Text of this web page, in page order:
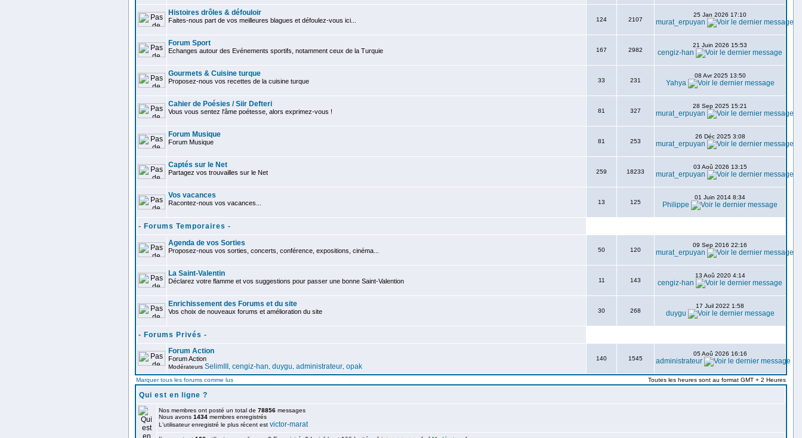
Histoires drôles & défouloir
Faites-nous part de vos meilleures blagues et défoulez-vous ici... 124 2107
25 Jan 2026 17:10
murat_erpuyan
Forum Sport
Echanges autour des Evénements sportifs, notamment ceux de la Turquie 167 2982
21 Juin 2026 15:53
cengiz-han
Gourmets & Cuisine turque
Proposez-nous vos recettes de la cuisine turque 33 231
08 Avr 2025 13:50
Yahya
Cahier de Poésies / Siir Defteri
Vous vous sentez l'âme poétesse, alors exprimez-vous ! 81 327
28 Sep 2025 15:21
murat_erpuyan
Forum Musique
Forum Musique 81 253
26 Déc 2025 3:08
murat_erpuyan
Captés sur le Net
Partagez vos trouvailles sur le Net 259 18233
03 Aoû 2026 13:15
murat_erpuyan
Vos vacances
Racontez-nous vos vacances... 13 125
01 Juin 2014 8:34
Philippe
- Forums Temporaires -
Agenda de vos Sorties
Proposez-nous vos sorties, concerts, conférence, expositions, cinéma... 50 120
09 Sep 2016 22:16
murat_erpuyan
La Saint-Valentin
Déclarez votre flamme et vos suggestions pour passer une bonne Saint-Valention 11 143
13 Aoû 2020 4:14
cengiz-han
Enrichissement des Forums et du site
Vos choix de nouveaux forums et amélioration du site 30 268
17 Juil 2022 1:58
duygu
- Forums Privés -
Forum Action
Forum Action
Modérateurs SelimIII cengiz-han duygu administrateur opak
140 1545
05 Aoû 2026 16:16
administrateur
Marquer tous les forums comme lus Toutes les heures sont au format GMT + 2 Heures
Qui est en ligne ?
Nos membres ont posté un total de 78856 messages
Nous avons 1434 membres enregistrés
L'utilisateur enregistré le plus récent est victor-marat